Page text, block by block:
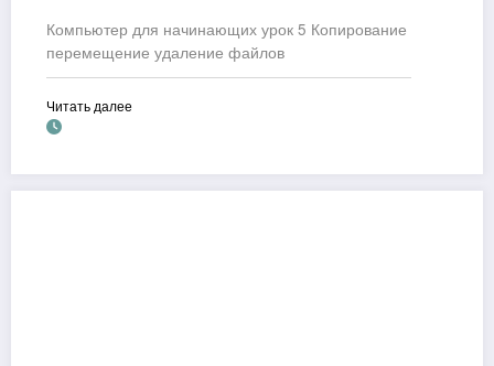
Компьютер для начинающих урок 5 Копирование
перемещение удаление файлов
Читать далее